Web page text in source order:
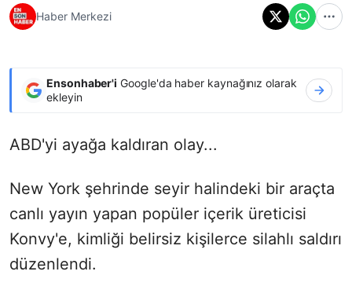
Haber Merkezi
Ensonhaber'i Google'da haber kaynağınız olarak
ekleyin
ABD'yi ayağa kaldıran olay...
New York şehrinde seyir halindeki bir araçta
canlı yayın yapan popüler içerik üreticisi
Konvy'e, kimliği belirsiz kişilerce silahlı saldırı
düzenlendi.